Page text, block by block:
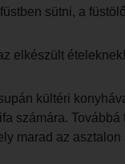
sütni, a
elkészült ételeknek!
kültéri
számára.
marad az